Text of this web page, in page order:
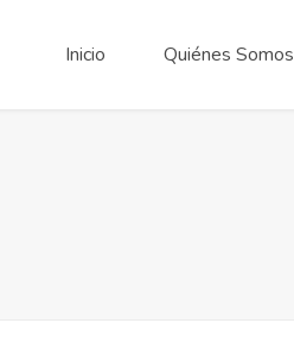
Inicio Quiénes Somos